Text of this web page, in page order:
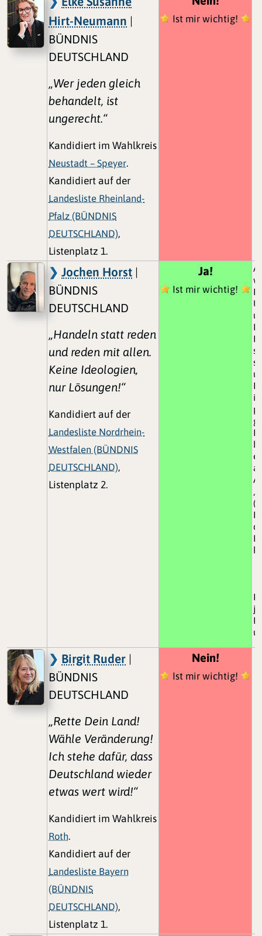
Hirt-Neumann |
BÜNDNIS
DEUTSCHLAND
„Wer jeden gleich
behandelt, ist
ungerecht.“
Kandidiert im Wahlkreis
Neustadt – Speyer.
Kandidiert auf der
Landesliste Rheinland-
Pfalz (BÜNDNIS
DEUTSCHLAND),
Listenplatz 1.
Ist mir wichtig!
Jochen Horst |
BÜNDNIS
DEUTSCHLAND
„Handeln statt reden
und reden mit allen.
Keine Ideologien,
nur Lösungen!“
Kandidiert auf der
Landesliste Nordrhein-
Westfalen (BÜNDNIS
DEUTSCHLAND),
Listenplatz 2.
Ja!
Ist mir wichtig!
Birgit Ruder |
BÜNDNIS
DEUTSCHLAND
„Rette Dein Land!
Wähle Veränderung!
Ich stehe dafür, dass
Deutschland wieder
etwas wert wird!“
Kandidiert im Wahlkreis
Roth.
Kandidiert auf der
Landesliste Bayern
(BÜNDNIS
DEUTSCHLAND),
Listenplatz 1.
Nein!
Ist mir wichtig!